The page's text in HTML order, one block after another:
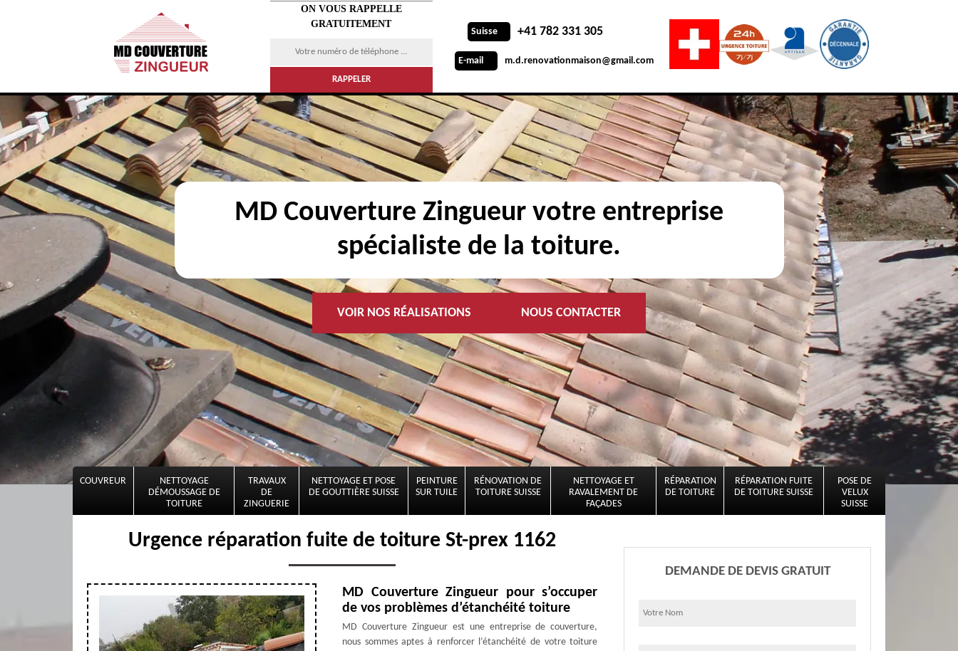
ON VOUS RAPPELLE
GRATUITEMENT
Suisse +41 782 331 305
E-mail m.d.renovationmaison@gmail.com
MD Couverture Zingueur votre entreprise
spécialiste de la toiture.
VOIR NOS RÉALISATIONS NOUS CONTACTER
COUVREUR
NETTOYAGE
DÉMOUSSAGE DE
TOITURE
TRAVAUX
DE
ZINGUERIE
NETTOYAGE ET POSE
DE GOUTTIÈRE SUISSE
PEINTURE
SUR TUILE
RÉNOVATION DE
TOITURE SUISSE
NETTOYAGE ET
RAVALEMENT DE
FAÇADES
RÉPARATION
DE TOITURE
RÉPARATION FUITE
DE TOITURE SUISSE
POSE DE
VELUX
SUISSE
Urgence réparation fuite de toiture St-prex 1162
MD Couverture Zingueur pour s’occuper
de vos problèmes d’étanchéité toiture
MD Couverture Zingueur est une entreprise de couverture,
nous sommes aptes à renforcer l’étanchéité de votre toiture
DEMANDE DE DEVIS GRATUIT